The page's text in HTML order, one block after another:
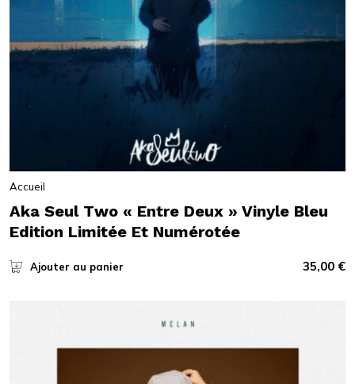
Accueil
Aka Seul Two « Entre Deux » Vinyle Bleu
Edition Limitée Et Numérotée
Ajouter au panier 35,00 €